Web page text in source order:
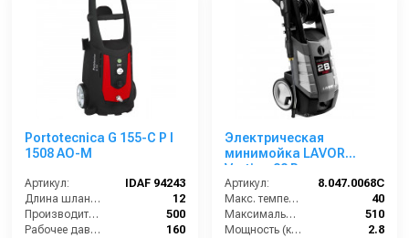
Portotecnica G 155-C P I
1508 AO-M
Артикул:
IDAF 94243
Длина шланга ВД (м):
12
Производительность (л/ч):
500
Рабочее давление (бар):
160
Электрическая
минимойка LAVOR
Vertigo 28 Pro
Артикул:
8.047.0068C
Макс. температура воды (°C):
40
Максимальная производительность по воде (л/ч):
510
Мощность (кВт):
2.8